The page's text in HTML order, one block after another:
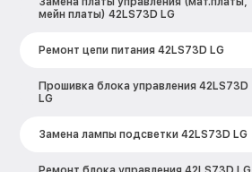
мейн платы) 42LS73D LG
Ремонт цепи питания 42LS73D LG
Прошивка блока управления 42LS73D
LG
Замена лампы подсветки 42LS73D LG